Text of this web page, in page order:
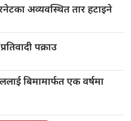
अव्यवस्थित तार हटाइने
पक्राउ
बिमामार्फत एक वर्षमा